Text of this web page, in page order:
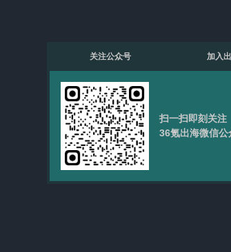
关注公众号 加入
扫一扫即刻关注
36氪出海微信公